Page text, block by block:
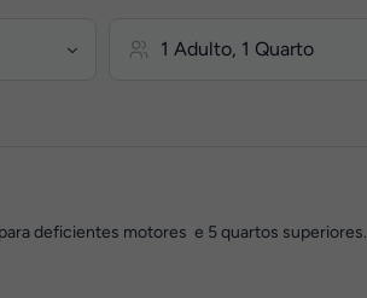
deficientes motores e 5 quartos superiores.